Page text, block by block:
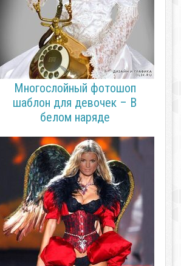
Многослойный фотошоп
шаблон для девочек – В
белом наряде